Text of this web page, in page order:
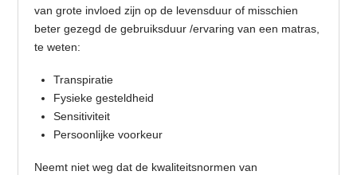
van grote invloed zijn op de levensduur of misschien
beter gezegd de gebruiksduur /ervaring van een matras,
te weten:
Transpiratie
Fysieke gesteldheid
Sensitiviteit
Persoonlijke voorkeur
Neemt niet weg dat de kwaliteitsnormen van